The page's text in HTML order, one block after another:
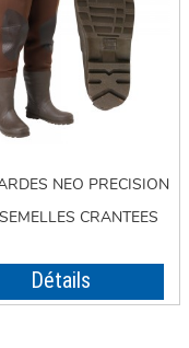
NEO PRECISION
CRANTEES
Détails